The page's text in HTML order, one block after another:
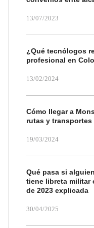
13/07/2023
¿Qué tecnólogos
profesional en
13/02/2024
Cómo llegar a
rutas y
19/03/2024
Qué pasa si
tiene libreta militar
de 2023 explicada
30/04/2025